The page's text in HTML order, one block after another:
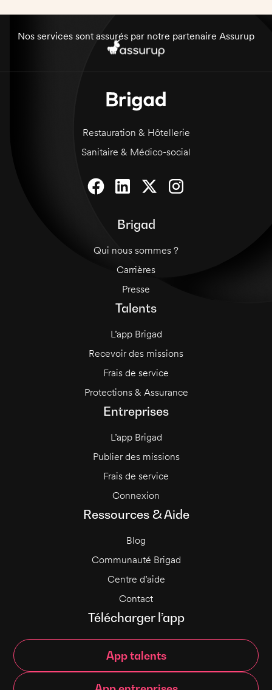
réutilisés. Elle aura également des horaires en
continue sur certains services. Pour ces raisons,
des couteaux seront fournis.
Nos services sont assurés par notre partenaire Assurup
Restauration & Hôtellerie
Sanitaire & Médico-social
Brigad
Qui nous sommes ?
Carrières
Presse
Talents
L’app Brigad
Recevoir des missions
Frais de service
Protections & Assurance
Entreprises
L’app Brigad
Publier des missions
Frais de service
Connexion
Ressources & Aide
Blog
Communauté Brigad
Centre d’aide
Contact
Télécharger l’app
App talents